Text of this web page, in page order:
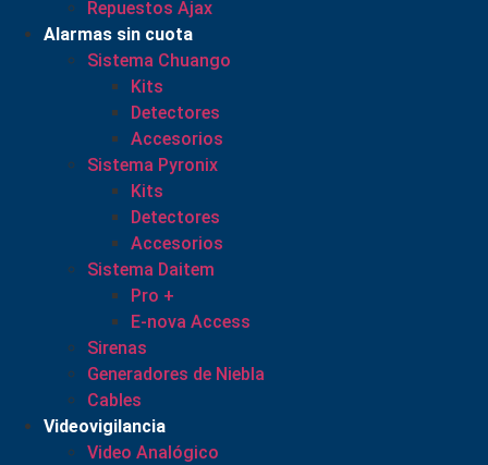
Repuestos Ajax
Alarmas sin cuota
Sistema Chuango
Kits
Detectores
Accesorios
Sistema Pyronix
Kits
Detectores
Accesorios
Sistema Daitem
Pro +
E-nova Access
Sirenas
Generadores de Niebla
Cables
Videovigilancia
Video Analógico